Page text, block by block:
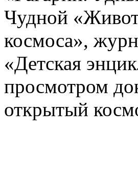
Чудной
космоса»,
«Детская
просмотром
открытый